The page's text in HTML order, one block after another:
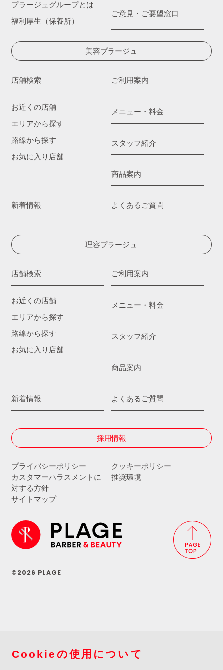
プラージュグループとは
福利厚生（保養所）
ご意見・ご要望窓口
美容プラージュ
店舗検索
お近くの店舗
エリアから探す
路線から探す
お気に入り店舗
ご利用案内
メニュー・料金
スタッフ紹介
商品案内
新着情報 よくあるご質問
理容プラージュ
店舗検索
お近くの店舗
エリアから探す
路線から探す
お気に入り店舗
ご利用案内
メニュー・料金
スタッフ紹介
商品案内
新着情報 よくあるご質問
採用情報
プライバシーポリシー
クッキーポリシー
カスタマーハラスメントに
対する方針
推奨環境
サイトマップ
©2026 PLAGE
Cookieの使用について